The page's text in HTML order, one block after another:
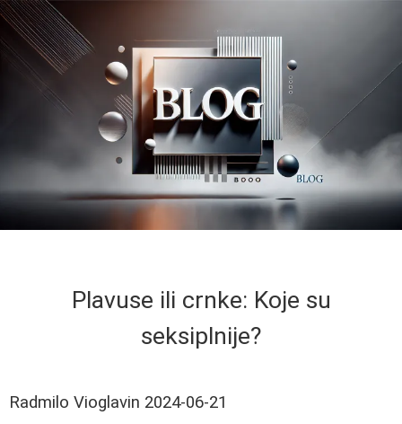
Plavuse ili crnke: Koje su
seksiplnije?
Radmilo Vioglavin 2024-06-21